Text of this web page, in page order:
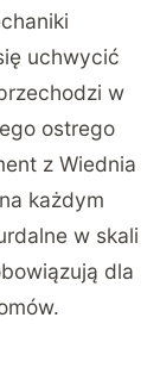
uchwycić
w
ostrego
z Wiednia
każdym
w skali
dla